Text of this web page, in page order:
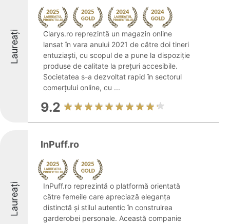
Laureați
Clarys.ro reprezintă un magazin online
lansat în vara anului 2021 de către doi tineri
entuziaști, cu scopul de a pune la dispoziție
produse de calitate la prețuri accesibile.
Societatea s-a dezvoltat rapid în sectorul
comerțului online, cu ...
9.2
Laureați
InPuff.ro
InPuff.ro reprezintă o platformă orientată
către femeile care apreciază eleganța
distinctă și stilul autentic în construirea
garderobei personale. Această companie